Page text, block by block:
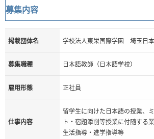
募集内容
掲載団体名 学校法人東栄国際学園 埼玉日
募集職種 日本語教師（日本語学校）
雇用形態 正社員
仕事内容
留学生に向けた日本語の授業、
ト・宿題添削等授業に付随する
生活指導・進学指導等